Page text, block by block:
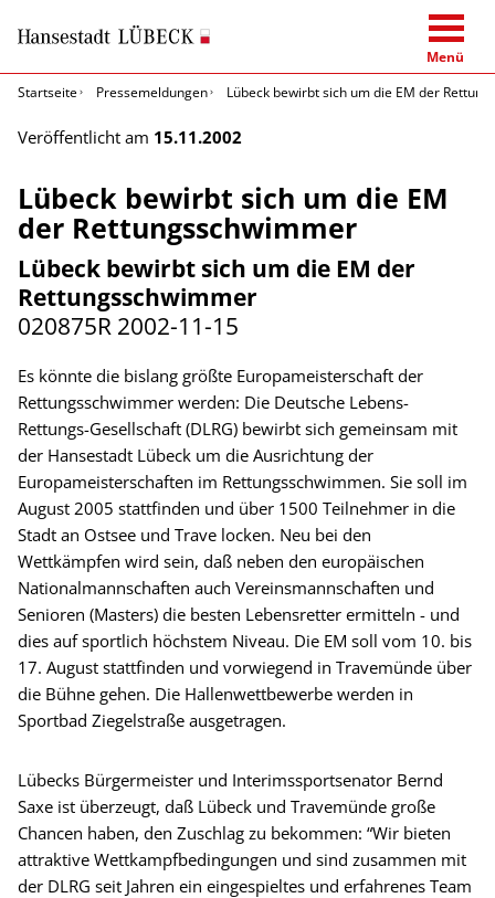
Menü
Startseite
Pressemeldungen Lübeck bewirbt sich um die EM der
Veröffentlicht am 15.11.2002
Lübeck bewirbt sich um die EM
der Rettungsschwimmer
Lübeck bewirbt sich um die EM der
Rettungsschwimmer
020875R 2002-11-15
Es könnte die bislang größte Europameisterschaft der
Rettungsschwimmer werden: Die Deutsche Lebens-
Rettungs-Gesellschaft (DLRG) bewirbt sich gemeinsam mit
der Hansestadt Lübeck um die Ausrichtung der
Europameisterschaften im Rettungsschwimmen. Sie soll im
August 2005 stattfinden und über 1500 Teilnehmer in die
Stadt an Ostsee und Trave locken. Neu bei den
Wettkämpfen wird sein, daß neben den europäischen
Nationalmannschaften auch Vereinsmannschaften und
Senioren (Masters) die besten Lebensretter ermitteln - und
dies auf sportlich höchstem Niveau. Die EM soll vom 10. bis
17. August stattfinden und vorwiegend in Travemünde über
die Bühne gehen. Die Hallenwettbewerbe werden in
Sportbad Ziegelstraße ausgetragen.
Lübecks Bürgermeister und Interimssportsenator Bernd
Saxe ist überzeugt, daß Lübeck und Travemünde große
Chancen haben, den Zuschlag zu bekommen: “Wir bieten
attraktive Wettkampfbedingungen und sind zusammen mit
der DLRG seit Jahren ein eingespieltes und erfahrenes Team